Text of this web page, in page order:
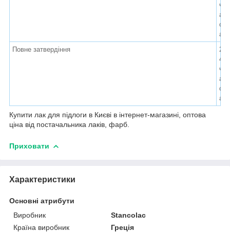
ч
а
с
а
Повне затвердіння
2
4
ч
а
с
а
Купити лак для підлоги в Києві в інтернет-магазині, оптова
ціна від постачальника лаків, фарб.
Приховати
Характеристики
Основні атрибути
Виробник
Stancolac
Країна виробник
Греція